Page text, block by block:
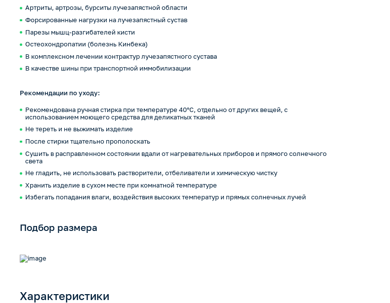
Артриты, артрозы, бурситы лучезапястной области
Форсированные нагрузки на лучезапястный сустав
Парезы мышц-разгибателей кисти
Остеохондропатии (болезнь Кинбека)
В комплексном лечении контрактур лучезапястного сустава
В качестве шины при транспортной иммобилизации
Рекомендации по уходу:
Рекомендована ручная стирка при температуре 40°С, отдельно от других вещей, с
использованием моющего средства для деликатных тканей
Не тереть и не выжимать изделие
После стирки тщательно прополоскать
Сушить в расправленном состоянии вдали от нагревательных приборов и прямого солнечного
света
Не гладить, не использовать растворители, отбеливатели и химическую чистку
Хранить изделие в сухом месте при комнатной температуре
Избегать попадания влаги, воздействия высоких температур и прямых солнечных лучей
Подбор размера
Характеристики